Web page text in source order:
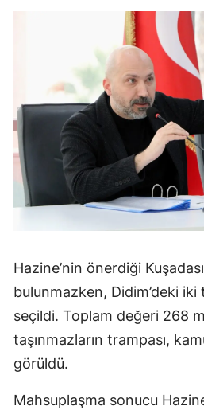
Hazine’nin önerdiği
bulunmazken, Didim’deki
seçildi. Toplam değeri 268
taşınmazların trampası,
görüldü.
Mahsuplaşma sonucu